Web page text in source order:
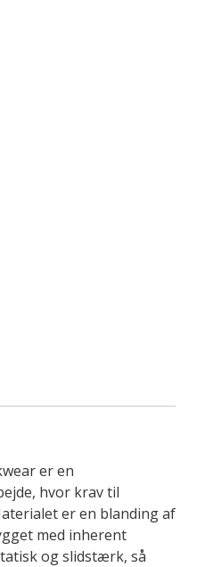
er en
hvor krav til
er en blanding af
med inherent
og slidstærk, så